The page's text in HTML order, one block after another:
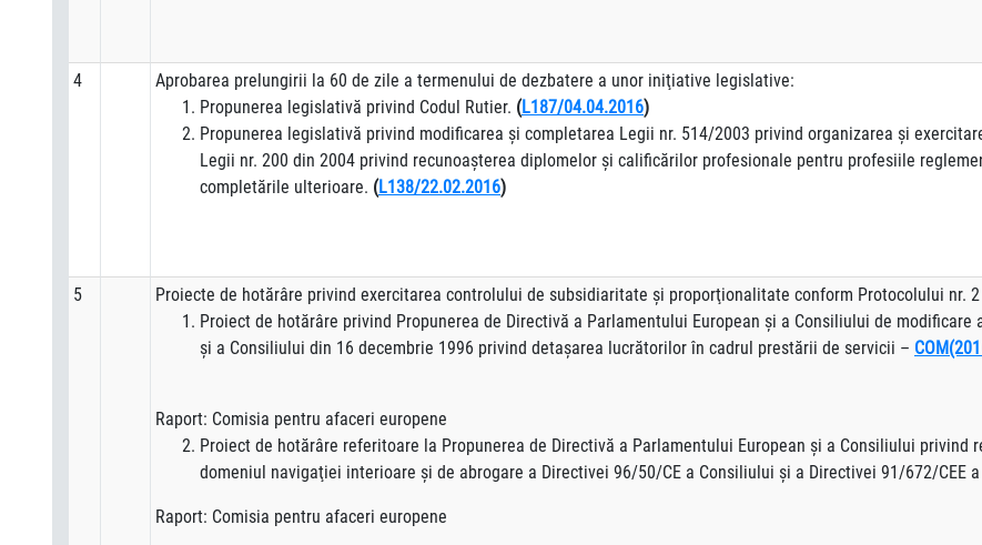
4
Aprobarea prelungirii la 60 de zile a termenului de dezbatere a unor iniţiative legislative:
Propunerea legislativă privind Codul Rutier. (L187/04.04.2016)
Propunerea legislativă privind modificarea şi completarea Legii nr. 514/2003 privind organizarea şi
Legii nr. 200 din 2004 privind recunoaşterea diplomelor şi calificărilor profesionale pentru profesiile
completările ulterioare. (L138/22.02.2016)
5
Proiecte de hotărâre privind exercitarea controlului de subsidiaritate şi proporţionalitate conform Protocolului nr.
Proiect de hotărâre privind Propunerea de Directivă a Parlamentului European şi a Consiliului de
și a Consiliului din 16 decembrie 1996 privind detașarea lucrătorilor în cadrul prestării de servicii –
Raport: Comisia pentru afaceri europene
Proiect de hotărâre referitoare la Propunerea de Directivă a Parlamentului European şi a Consiliului privind
domeniul navigaţiei interioare şi de abrogare a Directivei 96/50/CE a Consiliului şi a Directivei 91/672/CEE
Raport: Comisia pentru afaceri europene